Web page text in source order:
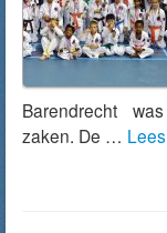
Barendrecht
zaken. De …